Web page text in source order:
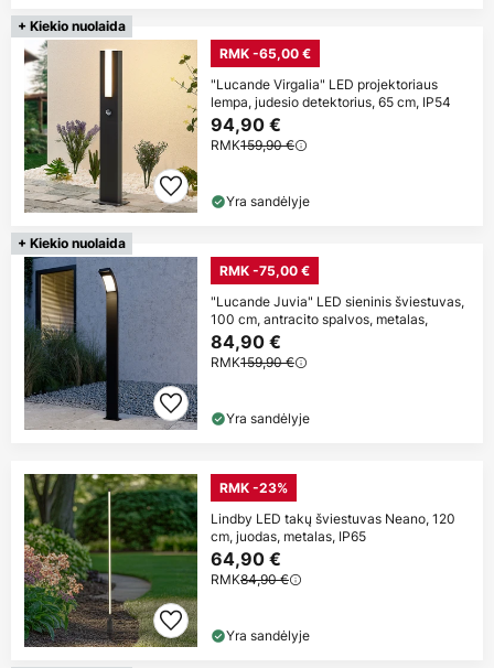
+ Kiekio nuolaida
RMK -65,00 €
"Lucande Virgalia" LED projektoriaus
lempa, judesio detektorius, 65 cm, IP54
94,90 €
RMK159,90 €
Yra sandėlyje
+ Kiekio nuolaida
RMK -75,00 €
"Lucande Juvia" LED sieninis šviestuvas,
100 cm, antracito spalvos, metalas,
84,90 €
RMK159,90 €
Yra sandėlyje
RMK -23%
Lindby LED takų šviestuvas Neano, 120
cm, juodas, metalas, IP65
64,90 €
RMK84,90 €
Yra sandėlyje